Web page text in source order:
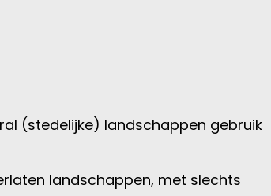
(stedelijke) landschappen gebruik
landschappen, met slechts